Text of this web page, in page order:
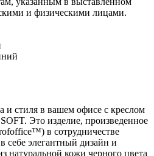
и физическими лицами.
и стиля в вашем офисе с креслом
Это изделие, произведенное
в сотрудничестве
себе элегантный дизайн и
натуральной кожи черного цвета